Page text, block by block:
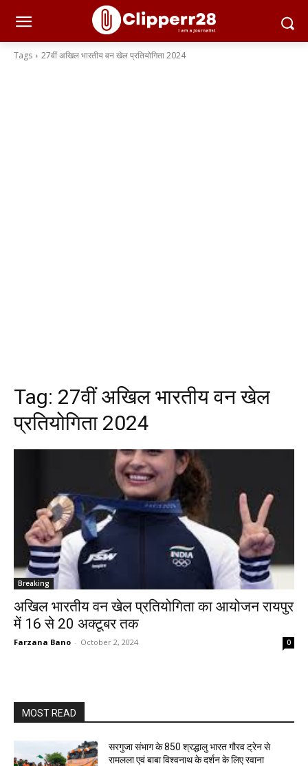
Tags 27वीं अखिल भारतीय वन खेल प्रतियोगिता 2024
Tag: 27वीं अखिल भारतीय वन खेल
प्रतियोगिता 2024
Breaking
अखिल भारतीय वन खेल प्रतियोगिता का आयोजन रायपुर
में 16 से 20 अक्टूबर तक
Farzana Bano - October 2, 2024 0
MOST READ
सरगुजा संभाग के 850 श्रद्धालु भारत गौरव ट्रेन से
रामलला एवं बाबा विश्वनाथ के दर्शन के लिए रवाना